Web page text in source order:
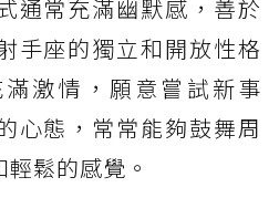
通常充滿幽默感，善於
手座的獨立和開放性格
激情，願意嘗試新事
心態，常常能夠鼓舞周
鬆的感覺。